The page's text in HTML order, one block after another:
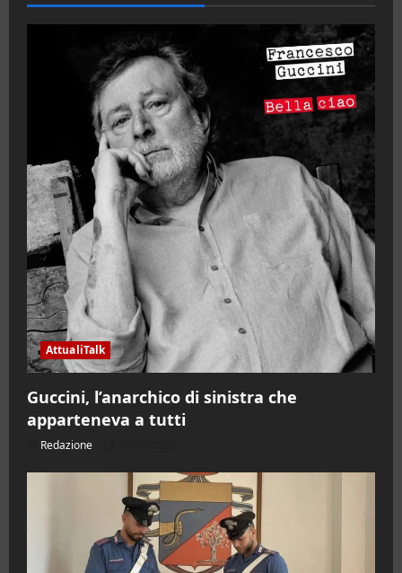
AttualiTalk
Guccini, l’anarchico di sinistra che
apparteneva a tutti
Redazione